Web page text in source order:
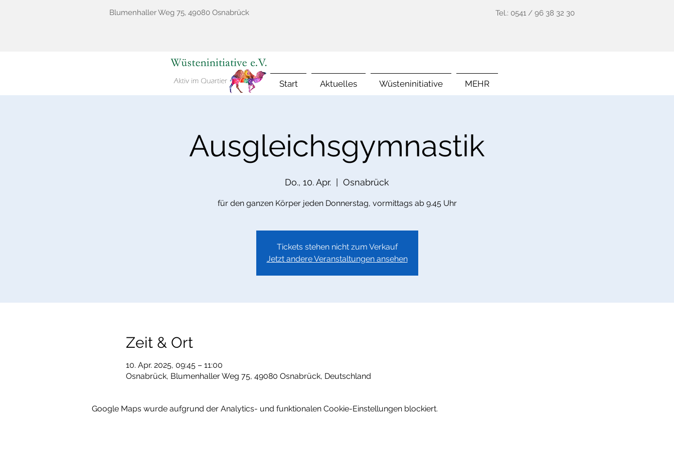
Blumenhaller Weg 75, 49080 Osnabrück Tel.: 0541 / 96 38 32 30
Start Aktuelles Wüsteninitiative MEHR
Ausgleichsgymnastik
Do., 10. Apr. Osnabrück
für den ganzen Körper jeden Donnerstag, vormittags ab 9.45 Uhr
Tickets stehen nicht zum Verkauf
Jetzt andere Veranstaltungen ansehen
Zeit & Ort
10. Apr. 2025, 09:45 – 11:00
Osnabrück, Blumenhaller Weg 75, 49080 Osnabrück, Deutschland
Google Maps wurde aufgrund der Analytics- und funktionalen Cookie-Einstellungen blockiert.